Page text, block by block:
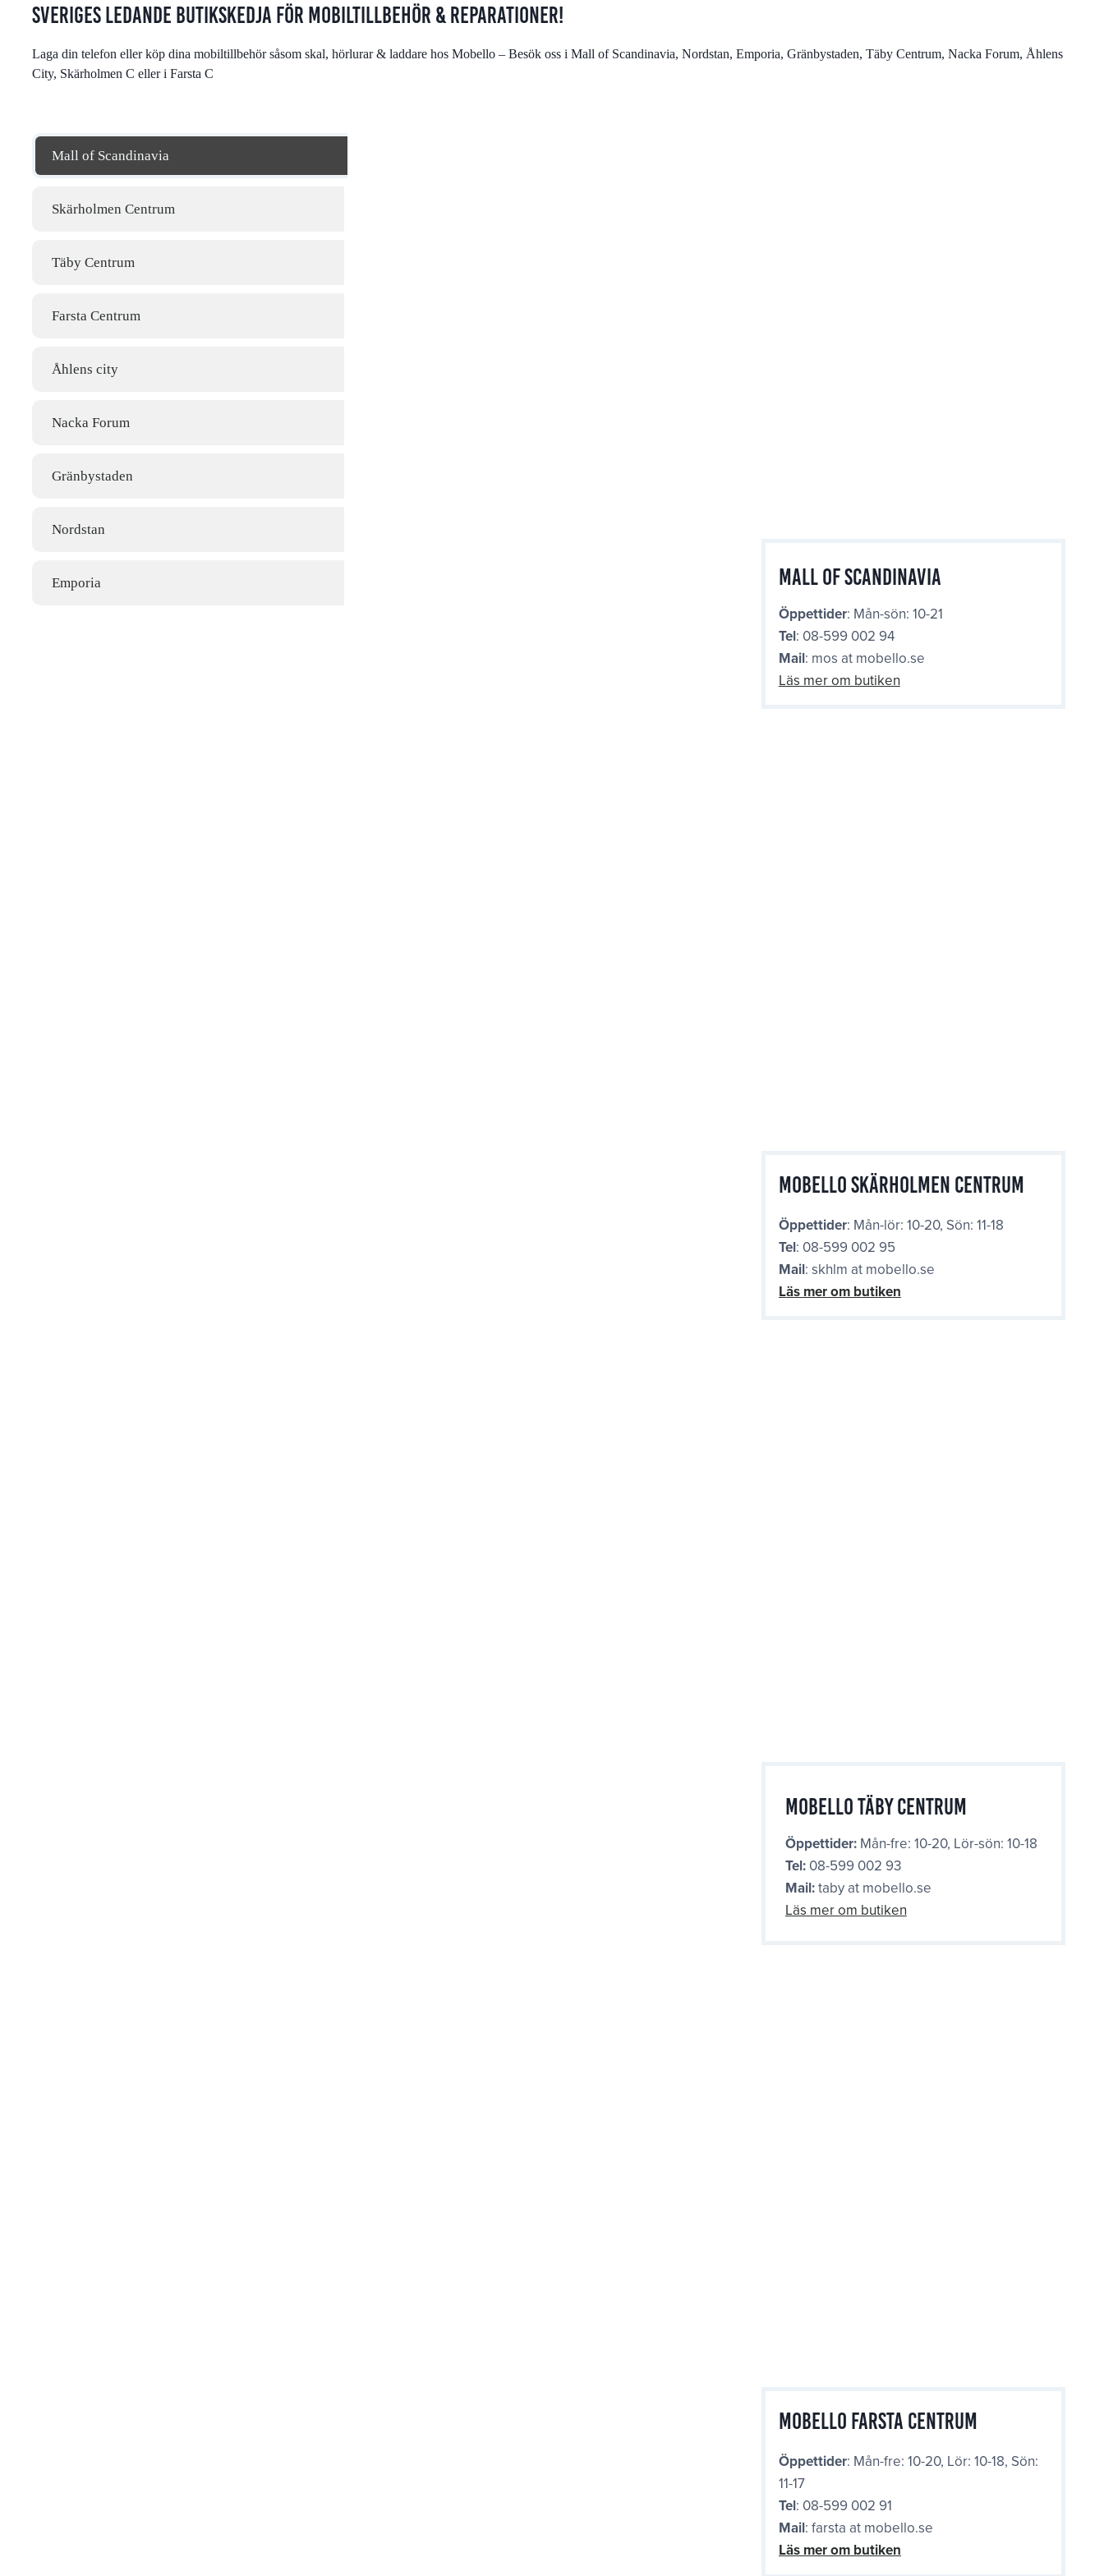
Sveriges ledande butikskedja för mobiltillbehör & reparationer!
Laga din telefon eller köp dina mobiltillbehör såsom skal, hörlurar & laddare hos Mobello – Besök oss i Mall of Scandinavia, Nordstan, Emporia, Gränbystaden, Täby Centrum, Nacka Forum, Åhlens
City, Skärholmen C eller i Farsta C
Mall of Scandinavia
Skärholmen Centrum
Täby Centrum
Farsta Centrum
Åhlens city
Nacka Forum
Gränbystaden
Nordstan
Emporia Mall of Scandinavia
Öppettider: Mån-sön: 10-21
Tel: 08-599 002 94
Mail: mos at mobello.se
Läs mer om butiken
Mobello Skärholmen Centrum
Öppettider: Mån-lör: 10-20, Sön: 11-18
Tel: 08-599 002 95
Mail: skhlm at mobello.se
Läs mer om butiken
Mobello Täby Centrum
Öppettider:Mån-fre: 10-20, Lör-sön: 10-18
Tel:08-599 002 93
Mail:taby at mobello.se
Läs mer om butiken
Mobello Farsta Centrum
Öppettider: Mån-fre: 10-20, Lör: 10-18, Sön:
11-17
Tel: 08-599 002 91
Mail: farsta at mobello.se
Läs mer om butiken